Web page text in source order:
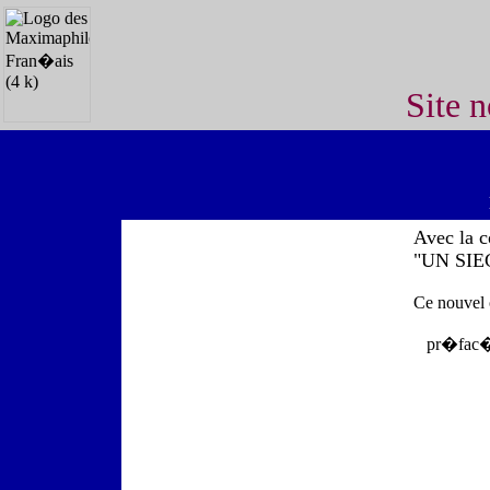
Site
Avec la
"UN
Ce
pr�fac�